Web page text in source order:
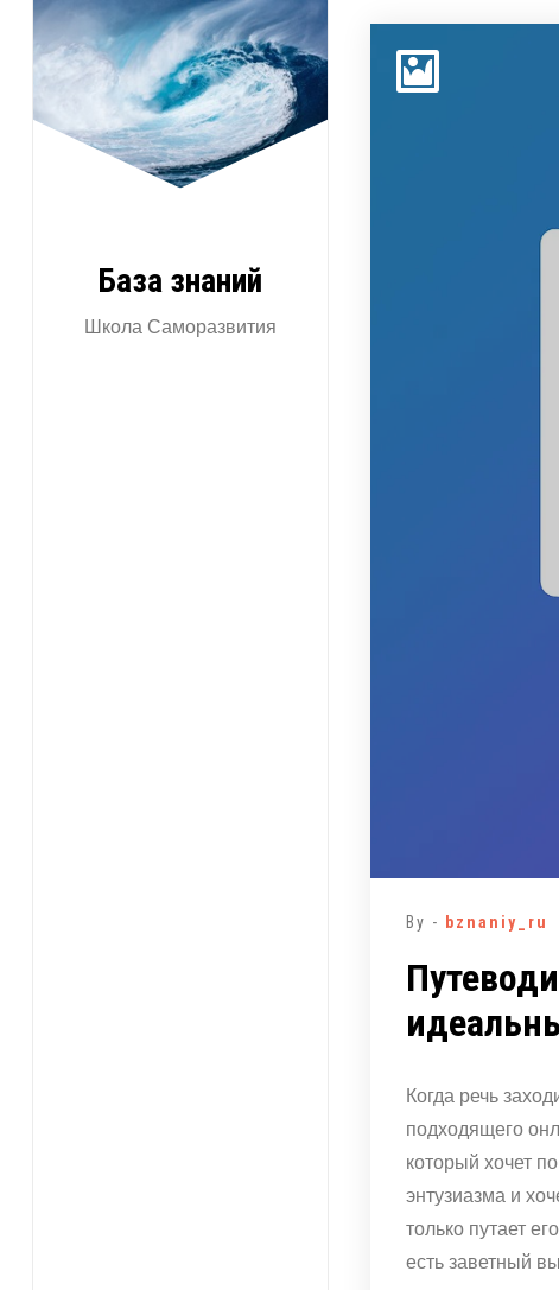
Перейти
содержимому
База знаний
Школа Саморазвития
By - bznaniy_ru
Когда речь
подходящего
который хочет
энтузиазма и
только путает
есть заветный